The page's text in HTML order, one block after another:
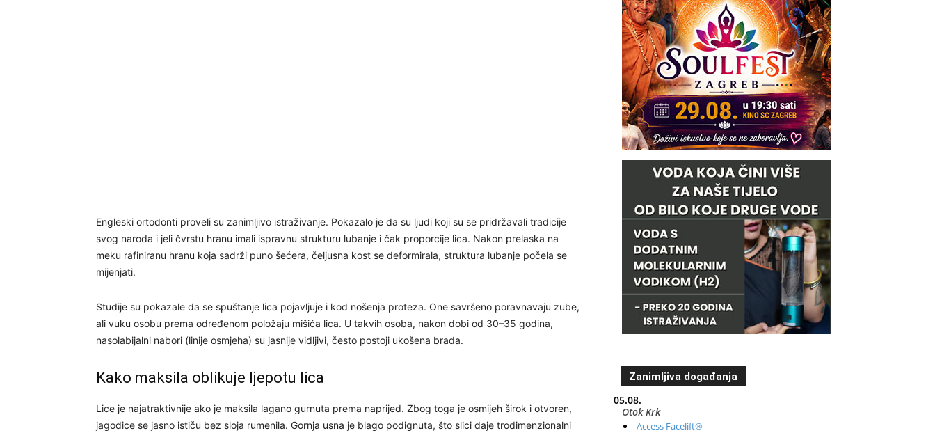
Engleski ortodonti proveli su zanimljivo istraživanje. Pokazalo je da su ljudi koji su se pridržavali tradicije
svog naroda i jeli čvrstu hranu imali ispravnu strukturu lubanje i čak proporcije lica. Nakon prelaska na
meku rafiniranu hranu koja sadrži puno šećera, čeljusna kost se deformirala, struktura lubanje počela se
mijenjati.
Studije su pokazale da se spuštanje lica pojavljuje i kod nošenja proteza. One savršeno poravnavaju zube,
ali vuku osobu prema određenom položaju mišića lica. U takvih osoba, nakon dobi od 30–35 godina,
nasolabijalni nabori (linije osmjeha) su jasnije vidljivi, često postoji ukošena brada.
Kako maksila oblikuje ljepotu lica
Lice je najatraktivnije ako je maksila lagano gurnuta prema naprijed. Zbog toga je osmijeh širok i otvoren,
jagodice se jasno ističu bez sloja rumenila. Gornja usna je blago podignuta, što slici daje trodimenzionalni
Zanimljiva događanja
05.08.
Otok Krk
Access Facelift®